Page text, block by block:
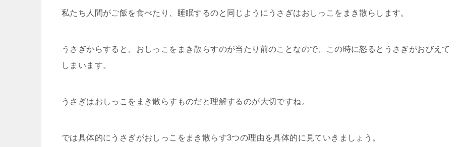
私たち人間がご飯を食べたり、睡眠するのと同じようにうさぎはおしっこをまき散らします。
うさぎからすると、おしっこをまき散らすのが当たり前のことなので、この時に怒るとうさぎがおびえて
しまいます。
うさぎはおしっこをまき散らすものだと理解するのが大切ですね。
では具体的にうさぎがおしっこをまき散らす3つの理由を具体的に見ていきましょう。